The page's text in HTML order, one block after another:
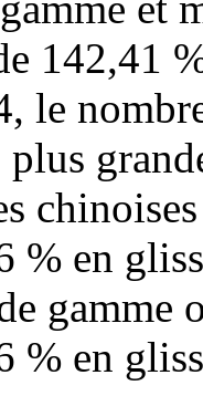
142,41
le
% en
gamme
% en